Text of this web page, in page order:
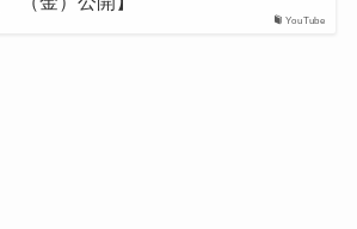
YouTube